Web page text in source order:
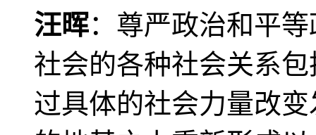
汪晖：尊严政治和平
社会的各种社会关系
过具体的社会力量改